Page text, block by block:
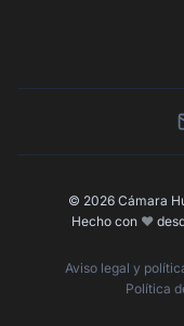
© 2026 Cámara
Hecho con ❤️
Aviso legal y
Política